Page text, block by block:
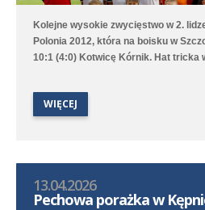
Kolejne wysokie zwycięstwo w 2.
Polonia 2012, która na boisku w
10:1 (4:0) Kotwicę Kórnik. Hat tricka
skompletował Karol Marciniak. Drugi
WIĘCEJ
13.04.2026
Pechowa porażka w